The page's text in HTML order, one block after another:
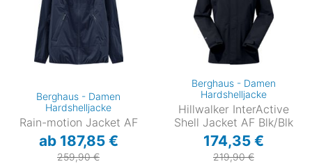
Berghaus - Damen
Hardshelljacke
Rain-motion Jacket AF
ab 187,85 €
259,90 €
Berghaus - Damen
Hardshelljacke
Hillwalker InterActive
Shell Jacket AF Blk/Blk
174,35 €
219,90 €